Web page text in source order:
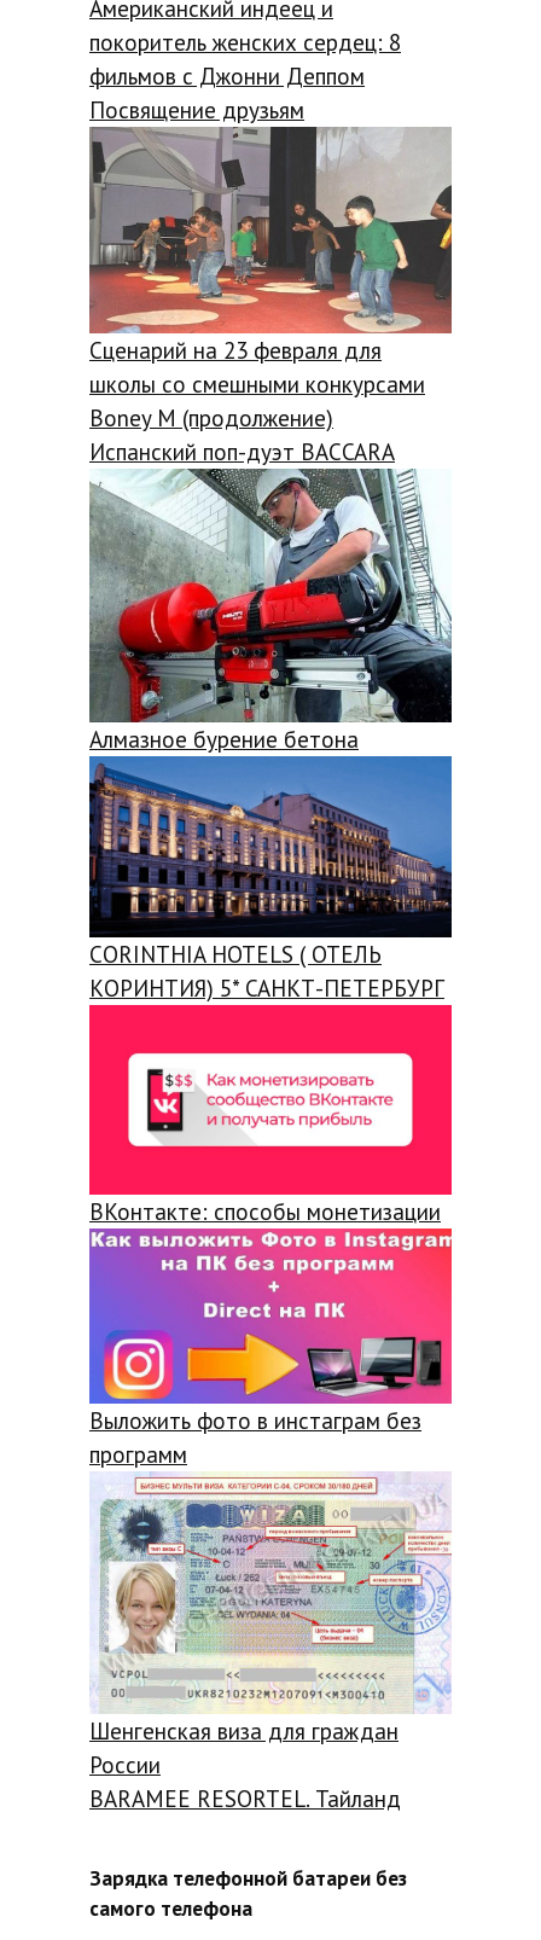
Американский индеец и
покоритель женских сердец: 8
фильмов с Джонни Деппом
Посвящение друзьям
Сценарий на 23 февраля для
школы со смешными конкурсами
Boney M (продолжение)
Испанский поп-дуэт BACCARA
Алмазное бурение бетона
CORINTHIA HOTELS ( ОТЕЛЬ
КОРИНТИЯ) 5* САНКТ-ПЕТЕРБУРГ
ВКонтакте: способы монетизации
Выложить фото в инстаграм без
программ
Шенгенская виза для граждан
России
BARAMEE RESORTEL. Тайланд
Зарядка телефонной батареи без
самого телефона